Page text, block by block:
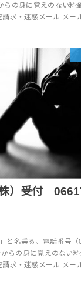
の身に覚えのない料
求・迷惑メール メー
）受付
と名乗る、電話番号
らの身に覚えのない
求・迷惑メール メー